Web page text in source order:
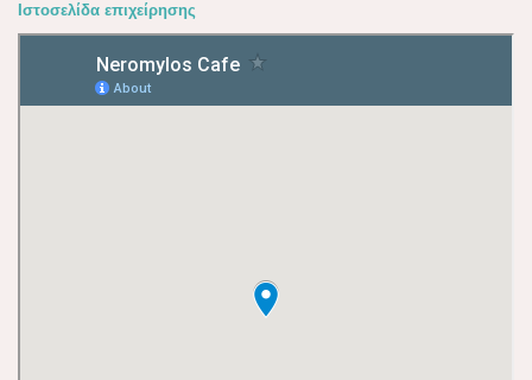
Ιστοσελίδα επιχείρησης